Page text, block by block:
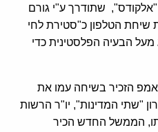
שתודרך ע"י גורם
שיחת הטלפון כ"סטירת לחי
הבעיה הפלסטינית כדי
הזכיר בשיחה עמו את
"שתי המדינות", יו"ר הרשות
הממשל החדש הכיר